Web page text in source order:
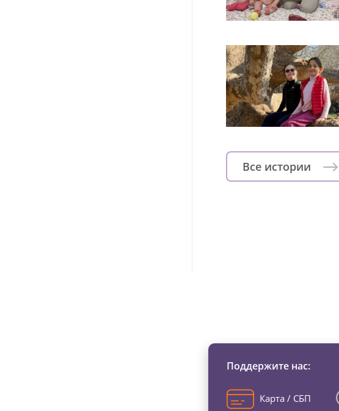
Все истории
Поддержите нас:
Карта / СБП